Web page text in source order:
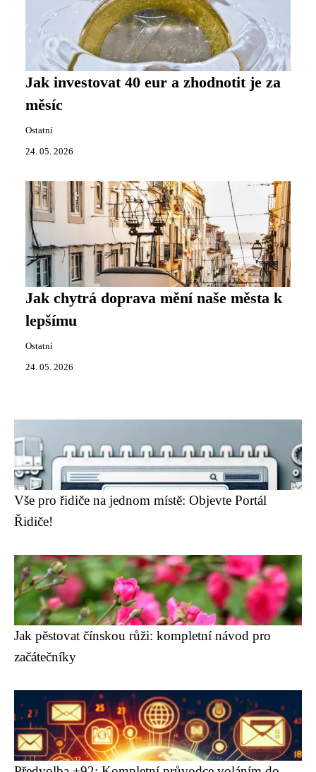
Jak investovat 40 eur a zhodnotit je za
měsíc
Ostatní
24. 05. 2026
Jak chytrá doprava mění naše města k
lepšímu
Ostatní
24. 05. 2026
Vše pro řidiče na jednom místě: Objevte Portál
Řidiče!
Jak pěstovat čínskou růži: kompletní návod pro
začátečníky